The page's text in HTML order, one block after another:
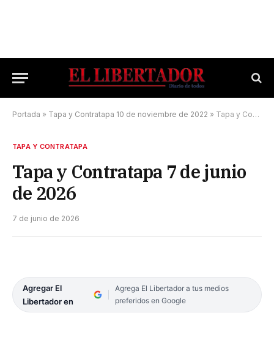
Portada » Tapa y Contratapa 10 de noviembre de 2022 » Tapa y Contratapa 7 de junio de 2026
TAPA Y CONTRATAPA
Tapa y Contratapa 7 de junio
de 2026
7 de junio de 2026
Agregar El
Libertador en
Agrega El Libertador a tus medios
preferidos en Google